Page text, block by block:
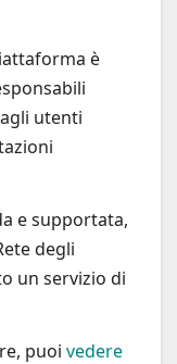
è
utenti
e supportata,
degli
un servizio di
puoi vedere